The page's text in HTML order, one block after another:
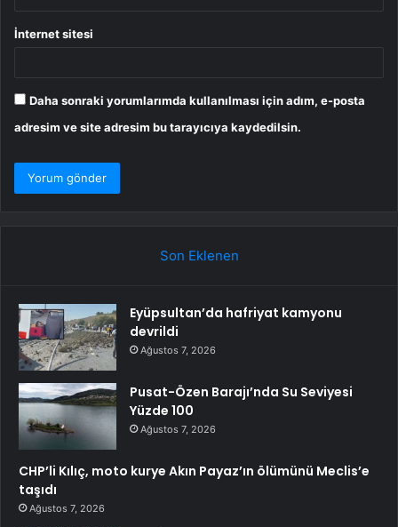
İnternet sitesi
Daha sonraki yorumlarımda kullanılması için adım, e-posta
adresim ve site adresim bu tarayıcıya kaydedilsin.
Son Eklenen
Eyüpsultan’da hafriyat kamyonu
devrildi
Ağustos 7, 2026
Pusat-Özen Barajı’nda Su Seviyesi
Yüzde 100
Ağustos 7, 2026
CHP’li Kılıç, moto kurye Akın Payaz’ın ölümünü Meclis’e
taşıdı
Ağustos 7, 2026